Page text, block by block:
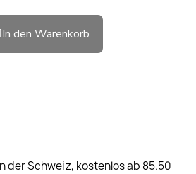
In den Warenkorb
der Schweiz, kostenlos ab 85.50